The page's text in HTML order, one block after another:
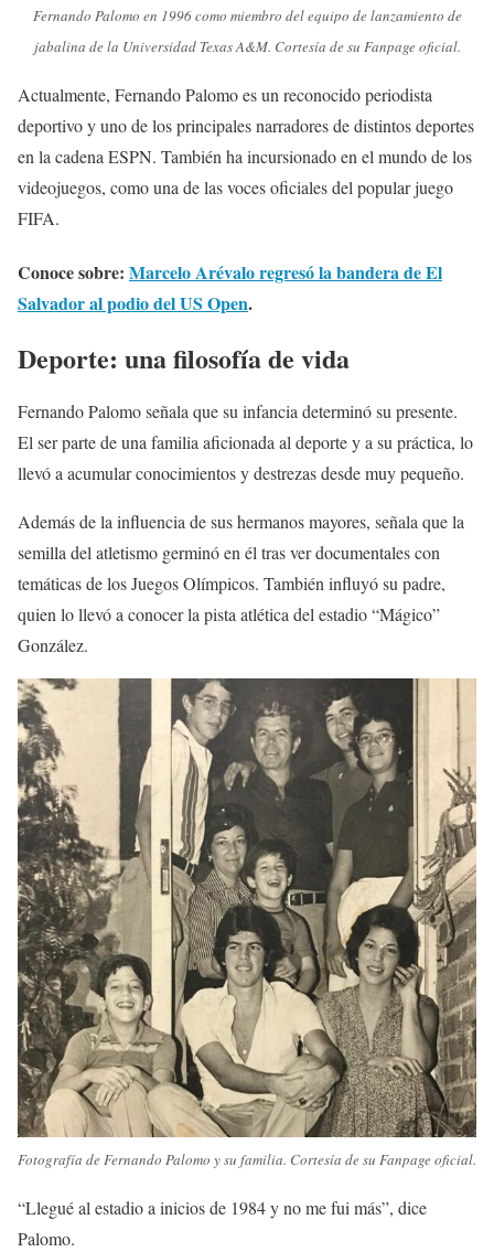
Fernando Palomo en 1996 como miembro del equipo de lanzamiento de
jabalina de la Universidad Texas A&M. Cortesía de su Fanpage oficial.
Actualmente, Fernando Palomo es un reconocido periodista
deportivo y uno de los principales narradores de distintos deportes
en la cadena ESPN. También ha incursionado en el mundo de los
videojuegos, como una de las voces oficiales del popular juego
FIFA.
Conoce sobre: Marcelo Arévalo regresó la bandera de El
Salvador al podio del US Open.
Deporte: una filosofía de vida
Fernando Palomo señala que su infancia determinó su presente.
El ser parte de una familia aficionada al deporte y a su práctica, lo
llevó a acumular conocimientos y destrezas desde muy pequeño.
Además de la influencia de sus hermanos mayores, señala que la
semilla del atletismo germinó en él tras ver documentales con
temáticas de los Juegos Olímpicos. También influyó su padre,
quien lo llevó a conocer la pista atlética del estadio “Mágico”
González.
Fotografía de Fernando Palomo y su familia. Cortesía de su Fanpage oficial.
“Llegué al estadio a inicios de 1984 y no me fui más”, dice
Palomo.